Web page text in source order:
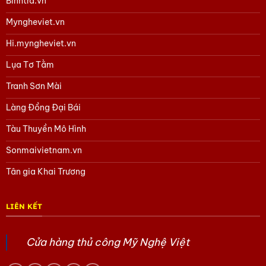
Tham khảo các sản phẩm Quà tặng lụa Hà Đông
Tham khảo các sản phẩm Sơn Mài khác
Tham khảo các sản phẩm gốm Bát Tràng
Tham khảo các sản phẩm của Mỹ Nghệ Việt
Tham khảo các sản phẩm Tàu thuyền Mô hình
Tham khảo các sản phẩm Làng Đồng Đại Bái
Tham khảo các sản phẩm quà Doanh Nghiệp khác
Tham khảo các sản phẩm Quà tặng văn hóa Việt
Hoặc trang Facebook của chúng tôi
Myngheviet.vn
Hi.myngheviet.vn
Lụa Tơ Tằm
Tranh Sơn Mài
Làng Đồng Đại Bái
Tàu Thuyền Mô Hình
Sonmaivietnam.vn
Tân gia Khai Trương
LIÊN KẾT
Cửa hàng thủ công Mỹ Nghệ Việt